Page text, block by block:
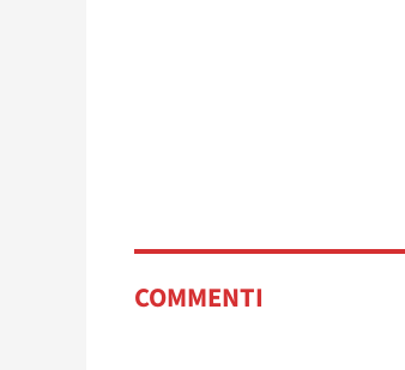
COMMENTI